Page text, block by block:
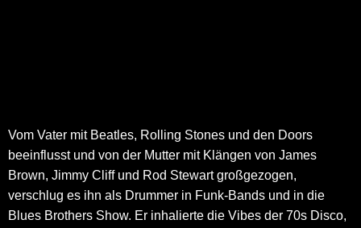
Vom Vater mit Beatles, Rolling Stones und den Doors
beeinflusst und von der Mutter mit Klängen von James
Brown, Jimmy Cliff und Rod Stewart großgezogen,
verschlug es ihn als Drummer in Funk-Bands und in die
Blues Brothers Show. Er inhalierte die Vibes der 70s Disco,